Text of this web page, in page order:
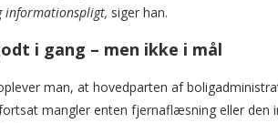
informationspligt, siger han.
i gang – men ikke i mål
man, at hovedparten af
mangler enten fjernaflæsning eller den